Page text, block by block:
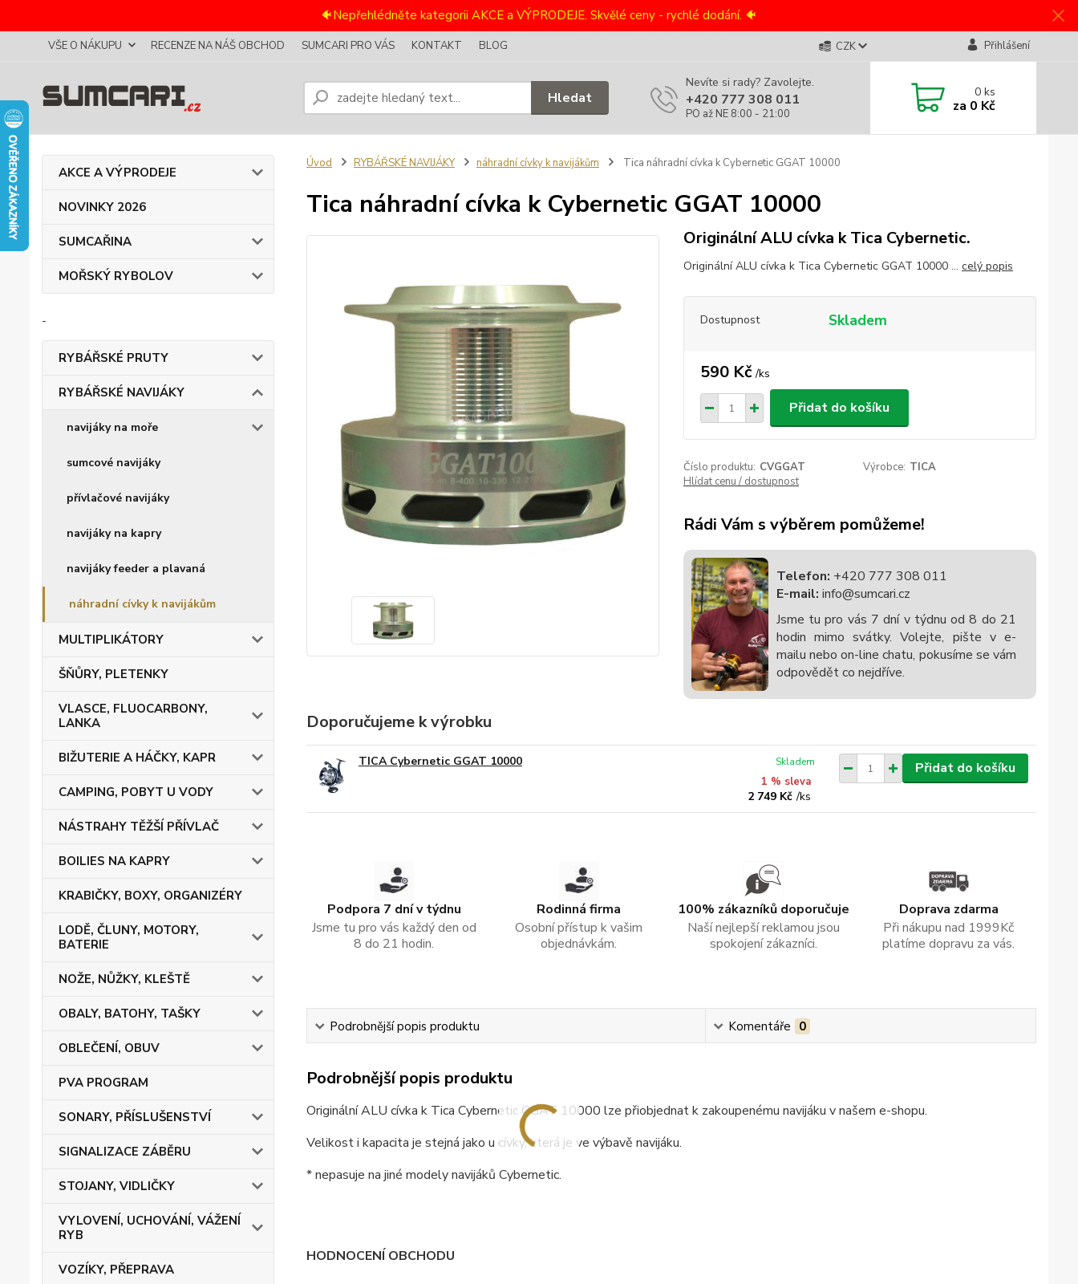
🐠Nepřehlédněte kategorii AKCE a VÝPRODEJE. Skvělé ceny - rychlé dodání. 🐠
VŠE O NÁKUPU RECENZE NA NÁŠ OBCHOD SUMCARI PRO VÁS KONTAKT BLOG CZK Přihlášení
Hledat
Nevíte si rady? Zavolejte.
+420 777 308 011
PO až NE 8:00 - 21:00
0ks
za 0 Kč
AKCE A VÝPRODEJE
NOVINKY 2026
SUMCAŘINA
MOŘSKÝ RYBOLOV
-
RYBÁŘSKÉ PRUTY
RYBÁŘSKÉ NAVIJÁKY
navijáky na moře
sumcové navijáky
přívlačové navijáky
navijáky na kapry
navijáky feeder a plavaná
náhradní cívky k navijákům
MULTIPLIKÁTORY
ŠŇŮRY, PLETENKY
VLASCE, FLUOCARBONY,
LANKA
BIŽUTERIE A HÁČKY, KAPR
CAMPING, POBYT U VODY
NÁSTRAHY TĚŽŠÍ PŘÍVLAČ
BOILIES NA KAPRY
KRABIČKY, BOXY, ORGANIZÉRY
LODĚ, ČLUNY, MOTORY,
BATERIE
NOŽE, NŮŽKY, KLEŠTĚ
OBALY, BATOHY, TAŠKY
OBLEČENÍ, OBUV
PVA PROGRAM
SONARY, PŘÍSLUŠENSTVÍ
SIGNALIZACE ZÁBĚRU
STOJANY, VIDLIČKY
VYLOVENÍ, UCHOVÁNÍ, VÁŽENÍ
RYB
VOZÍKY, PŘEPRAVA
Úvod RYBÁŘSKÉ NAVIJÁKY náhradní cívky k navijákům Tica náhradní cívka k Cybernetic GGAT 10000
Tica náhradní cívka k Cybernetic GGAT 10000
Originální ALU cívka k Tica Cybernetic.
Originální ALU cívka k Tica Cybernetic GGAT 10000 ... celý popis
Dostupnost Skladem
590 Kč /ks
Přidat do košíku
Číslo produktu: CVGGAT Výrobce: TICA
Hlídat cenu / dostupnost
Rádi Vám s výběrem pomůžeme!
Telefon: +420 777 308 011
E-mail: info@sumcari.cz
Jsme tu pro vás 7 dní v týdnu od 8 do 21
hodin mimo svátky. Volejte, pište v e-
mailu nebo on-line chatu, pokusíme se vám
odpovědět co nejdříve.
Doporučujeme k výrobku
TICA Cybernetic GGAT 10000
1 % sleva
2 749 Kč /ks
Skladem Přidat do košíku
Podpora 7 dní v týdnu
Jsme tu pro vás každý den od
8 do 21 hodin.
Rodinná firma
Osobní přístup k vašim
objednávkám.
100% zákazníků doporučuje
Naší nejlepší reklamou jsou
spokojení zákazníci.
Doprava zdarma
Při nákupu nad 1999Kč
platíme dopravu za vás.
Podrobnější popis produktu Komentáře 0
Podrobnější popis produktu
Originální ALU cívka k Tica Cybernetic GGAT 10000 lze přiobjednat k zakoupenému navijáku v našem e-shopu.
Velikost i kapacita je stejná jako u cívky, která je ve výbavě navijáku.
* nepasuje na jiné modely navijáků Cybernetic.
HODNOCENÍ OBCHODU